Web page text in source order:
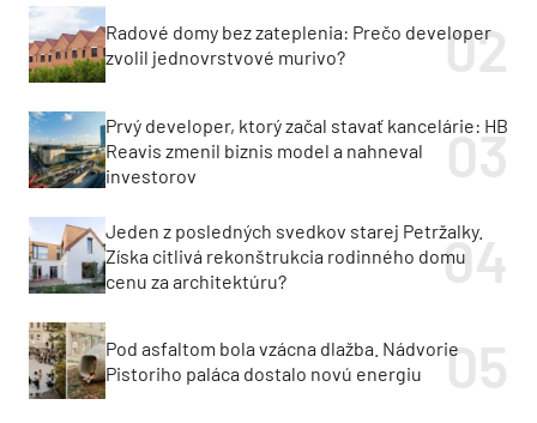
Radové domy bez zateplenia: Prečo developer
zvolil jednovrstvové murivo?
Prvý developer, ktorý začal stavať kancelárie: HB
Reavis zmenil biznis model a nahneval
investorov
Jeden z posledných svedkov starej Petržalky.
Získa citlivá rekonštrukcia rodinného domu
cenu za architektúru?
Pod asfaltom bola vzácna dlažba. Nádvorie
Pistoriho paláca dostalo novú energiu